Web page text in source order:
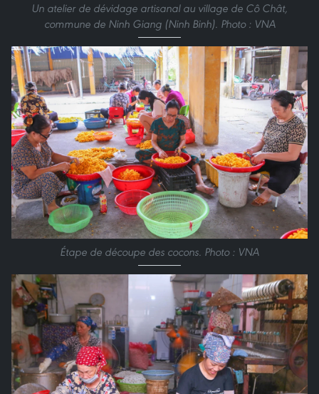
Un atelier de dévidage artisanal au village de Cô Chât,
commune de Ninh Giang (Ninh Binh). Photo : VNA
Étape de découpe des cocons. Photo : VNA